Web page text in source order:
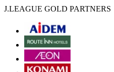
J.LEAGUE GOLD PARTNERS